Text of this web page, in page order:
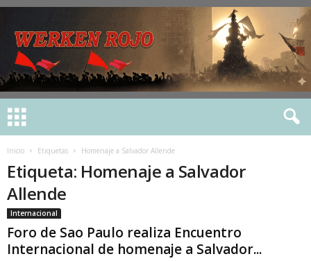
Inicio Etiquetas Homenaje a Salvador Allende
Etiqueta: Homenaje a Salvador
Allende
Internacional
Foro de Sao Paulo realiza Encuentro
Internacional de homenaje a Salvador...